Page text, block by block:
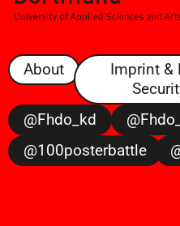
About
Imprint &
@fhdo_kd
@100posterbattle